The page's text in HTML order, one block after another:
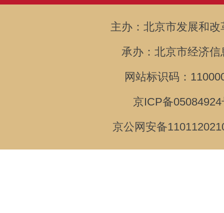
主办：北京市发展和改
承办：北京市经济信
网站标识码：
京ICP备
京公网安备